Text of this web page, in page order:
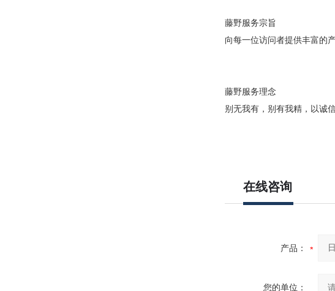
藤野服务宗旨
向每一位访问者提供丰富的
藤野服务理念
别无我有，别有我精，以诚
在线咨询
产品：
您的单位：